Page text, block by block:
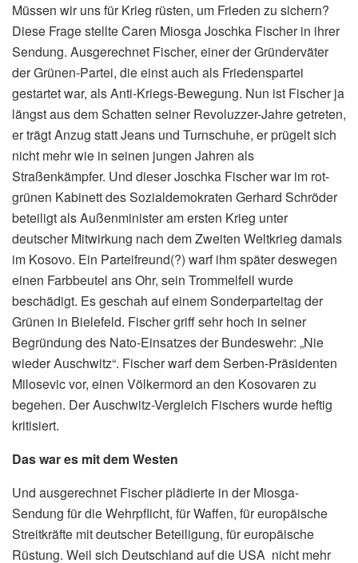
Müssen wir uns für Krieg rüsten, um Frieden zu sichern?
Diese Frage stellte Caren Miosga Joschka Fischer in ihrer
Sendung. Ausgerechnet Fischer, einer der Gründerväter
der Grünen-Partei, die einst auch als Friedenspartei
gestartet war, als Anti-Kriegs-Bewegung. Nun ist Fischer ja
längst aus dem Schatten seiner Revoluzzer-Jahre getreten,
er trägt Anzug statt Jeans und Turnschuhe, er prügelt sich
nicht mehr wie in seinen jungen Jahren als
Straßenkämpfer. Und dieser Joschka Fischer war im rot-
grünen Kabinett des Sozialdemokraten Gerhard Schröder
beteiligt als Außenminister am ersten Krieg unter
deutscher Mitwirkung nach dem Zweiten Weltkrieg damals
im Kosovo. Ein Parteifreund(?) warf ihm später deswegen
einen Farbbeutel ans Ohr, sein Trommelfell wurde
beschädigt. Es geschah auf einem Sonderparteitag der
Grünen in Bielefeld. Fischer griff sehr hoch in seiner
Begründung des Nato-Einsatzes der Bundeswehr: „Nie
wieder Auschwitz“. Fischer warf dem Serben-Präsidenten
Milosevic vor, einen Völkermord an den Kosovaren zu
begehen. Der Auschwitz-Vergleich Fischers wurde heftig
kritisiert.
Das war es mit dem Westen
Und ausgerechnet Fischer plädierte in der Miosga-
Sendung für die Wehrpflicht, für Waffen, für europäische
Streitkräfte mit deutscher Beteiligung, für europäische
Rüstung. Weil sich Deutschland auf die USA nicht mehr